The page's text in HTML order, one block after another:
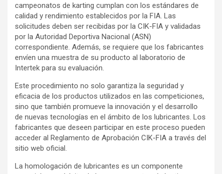
campeonatos de karting cumplan con los estándares de
calidad y rendimiento establecidos por la FIA. Las
solicitudes deben ser recibidas por la CIK-FIA y validadas
por la Autoridad Deportiva Nacional (ASN)
correspondiente. Además, se requiere que los fabricantes
envíen una muestra de su producto al laboratorio de
Intertek para su evaluación.
Este procedimiento no solo garantiza la seguridad y
eficacia de los productos utilizados en las competiciones,
sino que también promueve la innovación y el desarrollo
de nuevas tecnologías en el ámbito de los lubricantes. Los
fabricantes que deseen participar en este proceso pueden
acceder al Reglamento de Aprobación CIK-FIA a través del
sitio web oficial.
La homologación de lubricantes es un componente